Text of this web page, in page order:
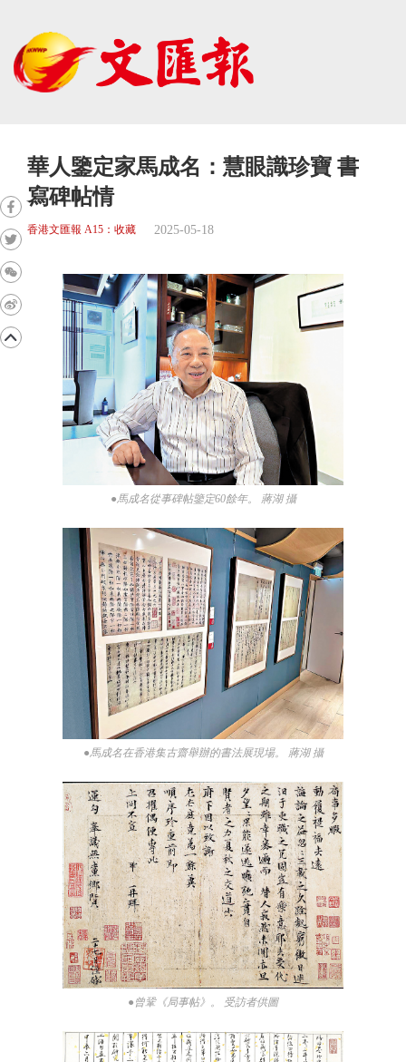
華人鑒定家馬成名：慧眼識珍寶 書
寫碑帖情
香港文匯報 A15：收藏 2025-05-18
●馬成名從事碑帖鑒定60餘年。 蔣湖 攝
●馬成名在香港集古齋舉辦的書法展現場。 蔣湖 攝
●曾鞏《局事帖》。 受訪者供圖